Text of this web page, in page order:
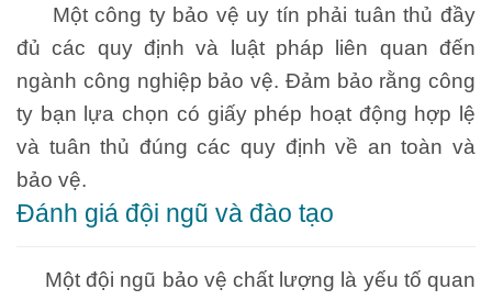
Một công ty bảo vệ uy tín phải tuân thủ đầy
đủ các quy định và luật pháp liên quan đến
ngành công nghiệp bảo vệ. Đảm bảo rằng công
ty bạn lựa chọn có giấy phép hoạt động hợp lệ
và tuân thủ đúng các quy định về an toàn và
bảo vệ.
Đánh giá đội ngũ và đào tạo
Một đội ngũ bảo vệ chất lượng là yếu tố quan